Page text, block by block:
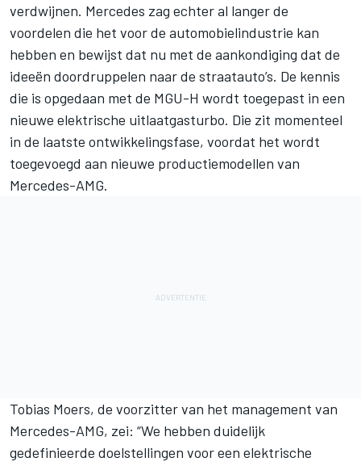
verdwijnen. Mercedes zag echter al langer de
voordelen die het voor de automobielindustrie kan
hebben en bewijst dat nu met de aankondiging dat de
ideeën doordruppelen naar de straatauto’s. De kennis
die is opgedaan met de MGU-H wordt toegepast in een
nieuwe elektrische uitlaatgasturbo. Die zit momenteel
in de laatste ontwikkelingsfase, voordat het wordt
toegevoegd aan nieuwe productiemodellen van
Mercedes-AMG.
Tobias Moers, de voorzitter van het management van
Mercedes-AMG, zei: “We hebben duidelijk
gedefinieerde doelstellingen voor een elektrische